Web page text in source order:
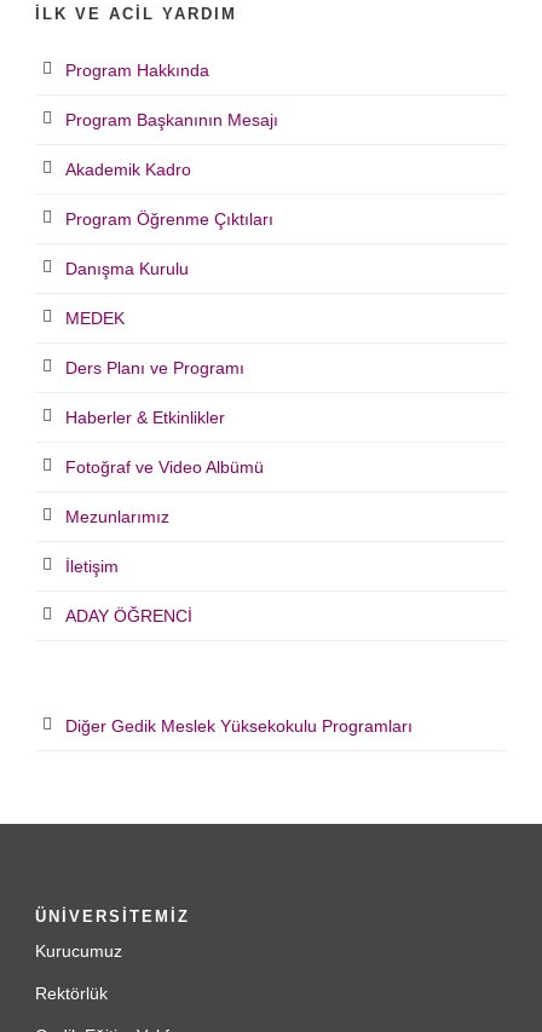
İLK VE ACIL YARDIM
Program Hakkında
Program Başkanının Mesajı
Akademik Kadro
Program Öğrenme Çıktıları
Danışma Kurulu
MEDEK
Ders Planı ve Programı
Haberler & Etkinlikler
Fotoğraf ve Video Albümü
Mezunlarımız
İletişim
ADAY ÖĞRENCİ
Diğer Gedik Meslek Yüksekokulu Programları
ÜNİVERSİTEMİZ
Kurucumuz
Rektörlük